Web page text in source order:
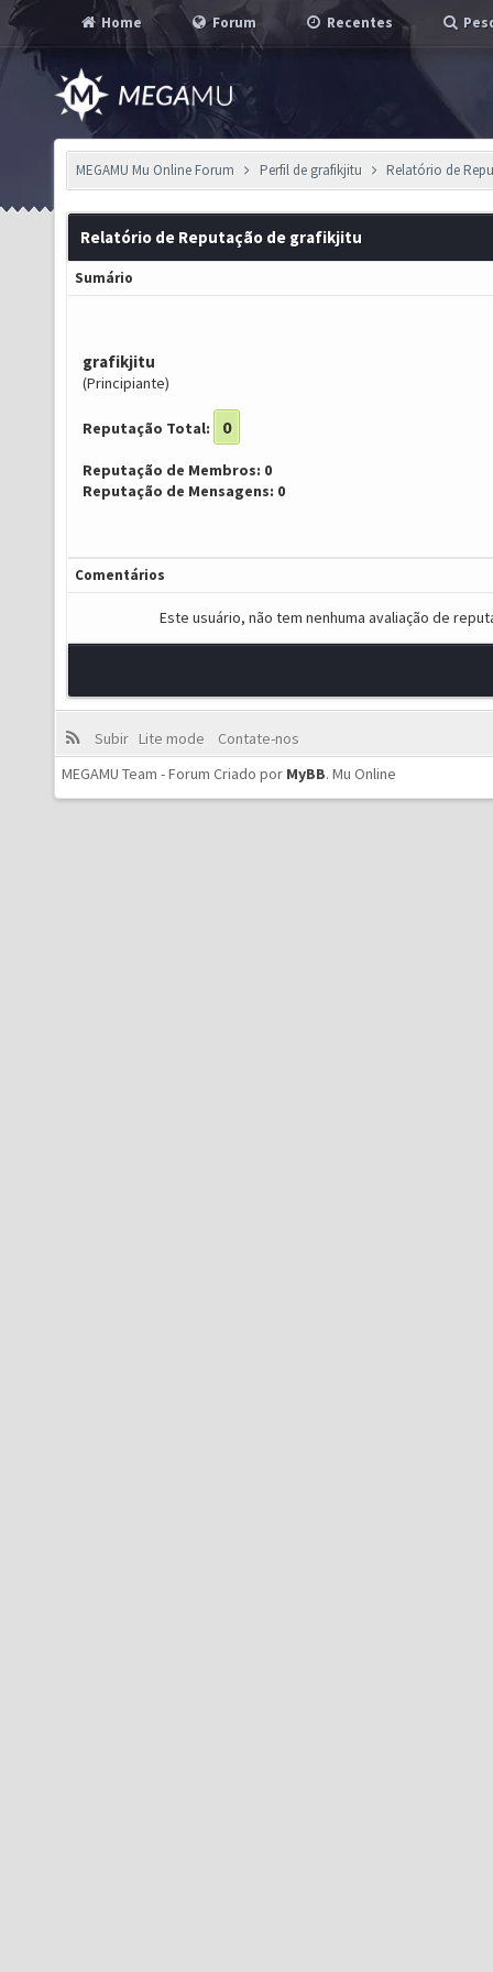
Home Forum Recentes
MEGAMU Mu Online Forum Perfil de grafikjitu Relatório de
Relatório de Reputação de grafikjitu
Sumário
grafikjitu
(Principiante)
Reputação Total: 0
Reputação de Membros: 0
Reputação de Mensagens: 0
Comentários
Este usuário, não tem nenhuma avaliação de
Subir Lite mode
Contate-nos
MEGAMU Team - Forum Criado por MyBB. Mu Online